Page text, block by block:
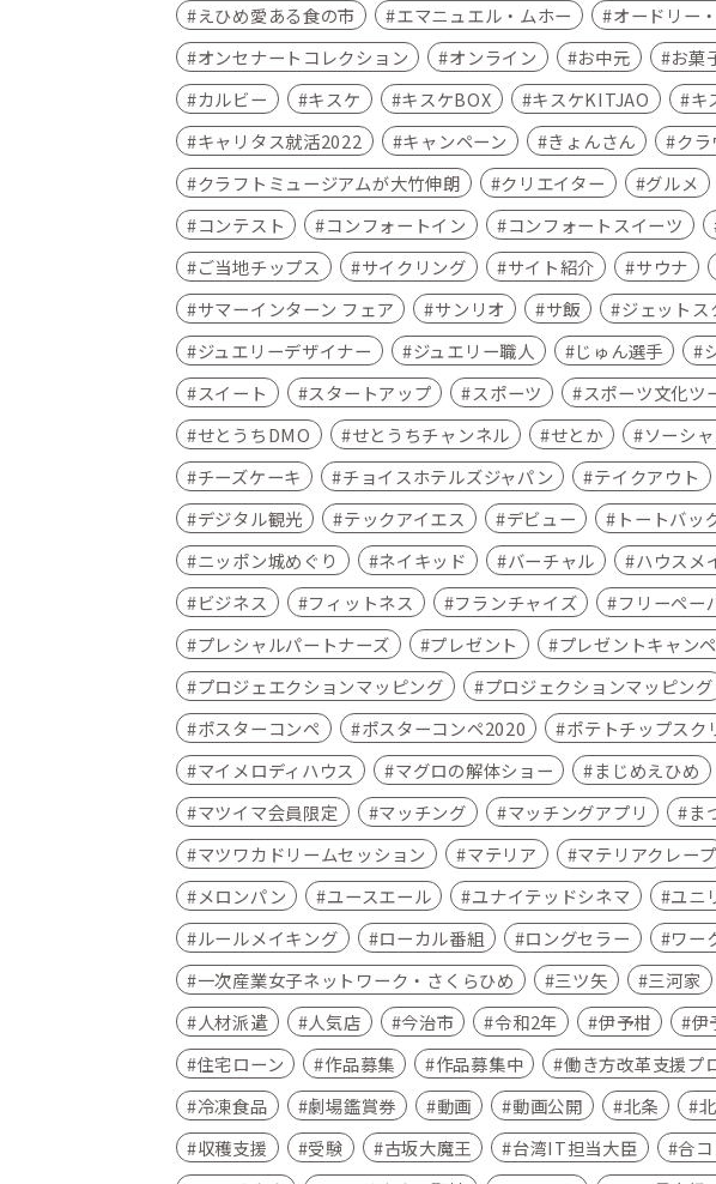
えひめ愛ある食の市
エマニュエル・ムホー オードリー
オンセナートコレクション
オンライン お中元 お菓
カルビー
キスケ キスケBOX キスケKITJAO キ
キャリタス就活2022
キャンペーン きょんさん ク
クラフトミュージアムが大竹伸朗
クリエイター グルメ
コンテスト
コンフォートイン コンフォートスイーツ
ご当地チップス
サイクリング サイト紹介 サウナ
サマーインターン フェア
サンリオ サ飯 ジェットス
ジュエリーデザイナー
ジュエリー職人 じゅん選手
スイート
スタートアップ スポーツ スポーツ文化ツ
せとうちDMO
せとうちチャンネル せとか ソーシ
チーズケーキ
チョイスホテルズジャパン テイクアウト
デジタル観光
テックアイエス デビュー トートバッ
ニッポン城めぐり
ネイキッド バーチャル ハウスメ
ビジネス
フィットネス フランチャイズ フリーペー
プレシャルパートナーズ
プレゼント プレゼントキャン
プロジェエクションマッピング
プロジェクションマッピング
ポスターコンペ
ポスターコンペ2020 ポテトチップスク
マイメロディハウス
マグロの解体ショー まじめえひめ
マツイマ会員限定
マッチング マッチングアプリ ま
マツワカドリームセッション
マテリア マテリアクレープ
メロンパン
ユースエール ユナイテッドシネマ ユニ
ルールメイキング
ローカル番組 ロングセラー ワー
一次産業女子ネットワーク・さくらひめ
三ツ矢 三河家
人材派遣
人気店 今治市 令和2年 伊予柑 伊
住宅ローン
作品募集 作品募集中 働き方改革支援プ
冷凍食品
劇場鑑賞券 動画 動画公開 北条
収穫支援
受験 古坂大魔王 台湾IT担当大臣 合